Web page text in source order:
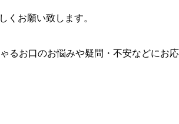
くお願い致します。
るお口のお悩みや疑問・不安などにお